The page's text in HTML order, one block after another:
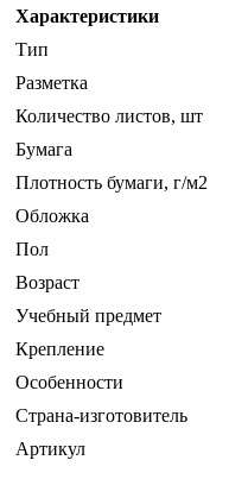
Характеристики
Тип
Разметка
Количество листов, шт
Бумага
Плотность бумаги, г/м2
Обложка
Пол
Возраст
Учебный предмет
Крепление
Особенности
Страна-изготовитель
Артикул